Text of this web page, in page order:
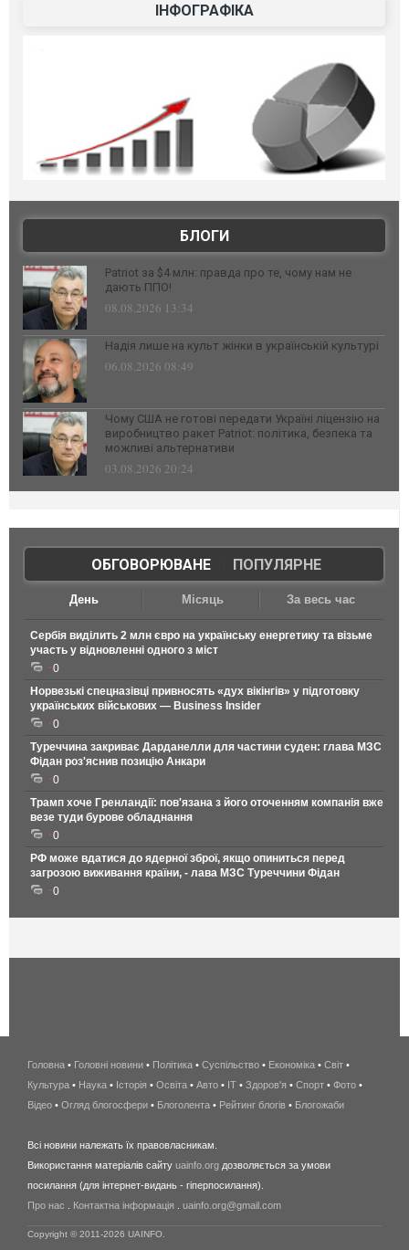
ІНФОГРАФІКА
БЛОГИ
Patriot за $4 млн: правда про те, чому нам не
дають ППО!
08.08.2026 13:34
Надія лише на культ жінки в українській культурі
06.08.2026 08:49
Чому США не готові передати Україні ліцензію на
виробництво ракет Patriot: політика, безпека та
можливі альтернативи
03.08.2026 20:24
ОБГОВОРЮВАНЕ| ПОПУЛЯРНЕ
День Місяць За весь час
Сербія виділить 2 млн євро на українську енергетику та візьме
участь у відновленні одного з міст
0
Норвезькі спецназівці привносять «дух вікінгів» у підготовку
українських військових — Business Insider
0
Туреччина закриває Дарданелли для частини суден: глава МЗС
Фідан роз'яснив позицію Анкари
0
Трамп хоче Гренландії: пов'язана з його оточенням компанія вже
везе туди бурове обладнання
0
РФ може вдатися до ядерної зброї, якщо опиниться перед
загрозою виживання країни, - лава МЗС Туреччини Фідан
0
беспроводной
интернет
киев
wimax
в
Головна • Головні новини • Політика • Суспільство • Економіка • Світ •
Культура • Наука • Історія • Освіта • Авто • IT • Здоров'я • Спорт • Фото •
Відео • Огляд блогосфери • Блоголента • Рейтинг блогів • Блогожаби
Всі новини належать їх правовласникам.
Використання матеріалів сайту uainfo.org дозволяється за умови
посилання (для інтернет-видань - гіперпосилання).
Про нас
Контактна інформація uainfo.org@gmail.com
Copyright © 2011-2026 UAINFO.